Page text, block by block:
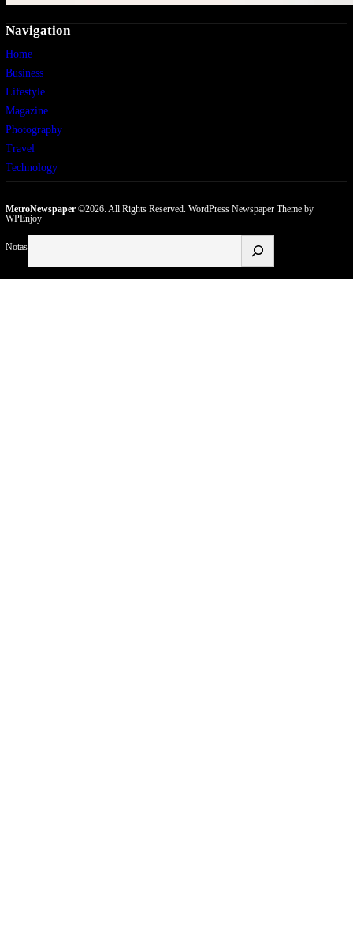
Navigation
Home
Business
Lifestyle
Magazine
Photography
Travel
Technology
MetroNewspaper©2026. All Rights Reserved. WordPress Newspaper Themeby
WPEnjoy
Notas